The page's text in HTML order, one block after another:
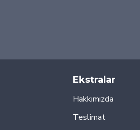
Ekstralar
Hakkımızda
Teslimat